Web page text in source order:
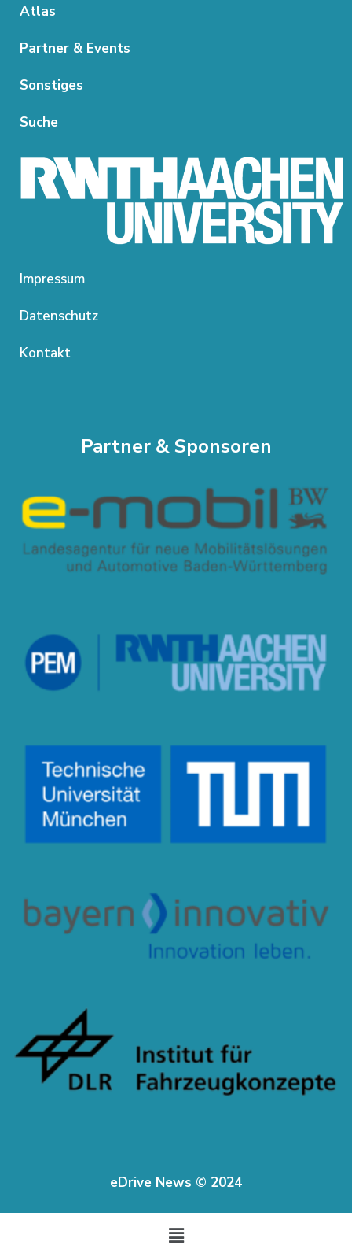
Atlas
Partner & Events
Sonstiges
Suche
Impressum
Datenschutz
Kontakt
Partner & Sponsoren
eDrive News © 2024
Menu